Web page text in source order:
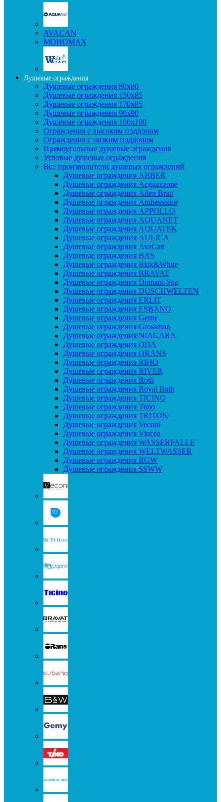
AVACAN
МОНОМАХ
Душевые ограждения
Душевые ограждения 80x80
Душевые ограждения 150x85
Душевые ограждения 170x85
Душевые ограждения 90x90
Душевые ограждения 100x100
Ограждения с высоким поддоном
Ограждения с низким поддоном
Прямоугольные душевые ограждения
Угловые душевые ограждения
Все производители душевых ограждений
Душевые ограждения ABBER
Душевые ограждения Acguazzone
Душевые ограждения Allen Brau
Душевые ограждения Ambassador
Душевые ограждения APPOLLO
Душевые ограждения AQUANET
Душевые ограждения AQUATEK
Душевые ограждения AULICA
Душевые ограждения AvaCan
Душевые ограждения BAS
Душевые ограждения Blak&White
Душевые ограждения BRAVAT
Душевые ограждения Domani-Spa
Душевые ограждения DUSCHWELTEN
Душевые ограждения ERLIT
Душевые ограждения ESBANO
Душевые ограждения Gemy
Душевые ограждения Grossman
Душевые ограждения NIAGARA
Душевые ограждения ODA
Душевые ограждения ORANS
Душевые ограждения RIHO
Душевые ограждения RIVER
Душевые ограждения Roth
Душевые ограждения Royal Bath
Душевые ограждения TICINO
Душевые ограждения Timo
Душевые ограждения TRITON
Душевые ограждения Veconi
Душевые ограждения Vincea
Душевые ограждения WASSERFALLE
Душевые ограждения WELTWASSER
Душевые ограждения RGW
Душевые ограждения SSWW